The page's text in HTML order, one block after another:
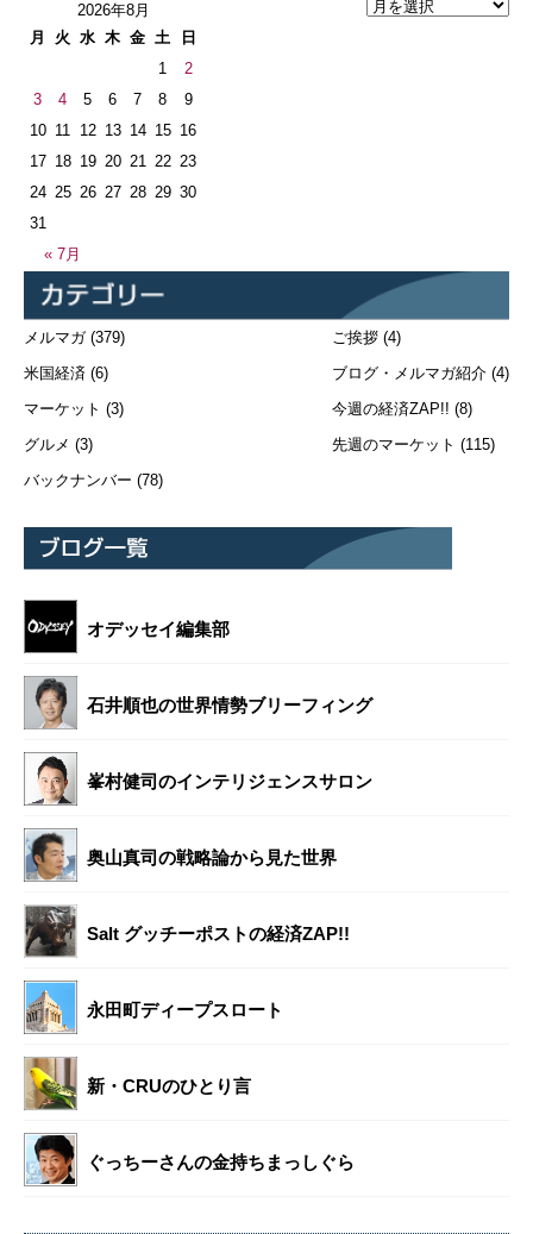
2026年8月
月
火 水 木 金 土 日
« 7月
1
2
3
4 5 6 7 8
9
10 11 12 13 14 15 16
17 18 19 20 21 22 23
24 25 26 27 28 29 30
31
メルマガ(379)
米国経済 (6)
マーケット (3)
グルメ (3)
バックナンバー (78)
ご挨拶 (4)
ブログ・メルマガ紹介 (4)
今週の経済ZAP!! (8)
先週のマーケット (115)
オデッセイ編集部
石井順也の世界情勢ブリーフィング
峯村健司のインテリジェンスサロン
奥山真司の戦略論から見た世界
Salt グッチーポストの経済ZAP!!
永田町ディープスロート
新・CRUのひとり言
ぐっちーさんの金持ちまっしぐら